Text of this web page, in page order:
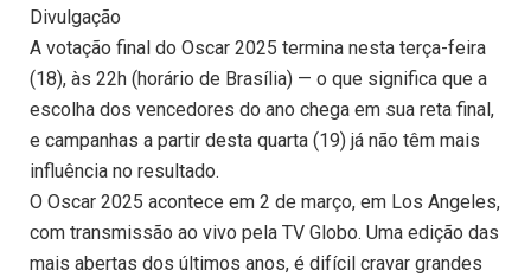
Divulgação
A votação final do Oscar 2025 termina nesta terça-feira
(18), às 22h (horário de Brasília) — o que significa que a
escolha dos vencedores do ano chega em sua reta final,
e campanhas a partir desta quarta (19) já não têm mais
influência no resultado.
O Oscar 2025 acontece em 2 de março, em Los Angeles,
com transmissão ao vivo pela TV Globo. Uma edição das
mais abertas dos últimos anos, é difícil cravar grandes